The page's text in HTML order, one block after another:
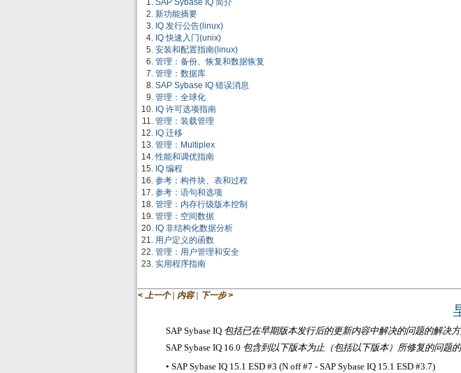
SAP Sybase IQ 简介
新功能摘要
IQ 发行公告(linux)
IQ 快速入门(unix)
安装和配置指南(linux)
管理：备份、恢复和数据恢复
管理：数据库
SAP Sybase IQ 错误消息
管理：全球化
IQ 许可选项指南
管理：装载管理
IQ 迁移
管理：Multiplex
性能和调优指南
IQ 编程
参考：构件块、表和过程
参考：语句和选项
管理：内存行级版本控制
管理：空间数据
IQ 非结构化数据分析
用户定义的函数
管理：用户管理和安全
实用程序指南
< 上一个 | 内容 | 下一步 >
SAP Sybase IQ 包括已在早期版本发行后的更新内容中解决的问题的解决方
SAP Sybase IQ 16.0 包含到以下版本为止（包括以下版本）所修复的问题
• SAP Sybase IQ 15.1 ESD #3 (N off #7 - SAP Sybase IQ 15.1 ESD #3.7)